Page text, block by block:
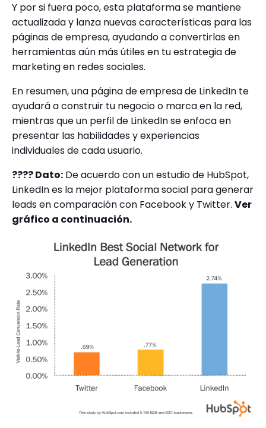
Y por si fuera poco, esta plataforma se mantiene
actualizada y lanza nuevas características para las
páginas de empresa, ayudando a convertirlas en
herramientas aún más útiles en tu estrategia de
marketing en redes sociales.
En resumen, una página de empresa de LinkedIn te
ayudará a construir tu negocio o marca en la red,
mientras que un perfil de LinkedIn se enfoca en
presentar las habilidades y experiencias
individuales de cada usuario.
???? Dato: De acuerdo con un estudio de HubSpot,
LinkedIn es la mejor plataforma social para generar
leads en comparación con Facebook y Twitter. Ver
gráfico a continuación.